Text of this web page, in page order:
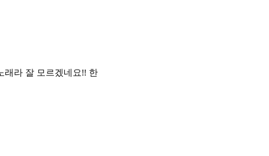
래라 잘 모르겠네요!! 한